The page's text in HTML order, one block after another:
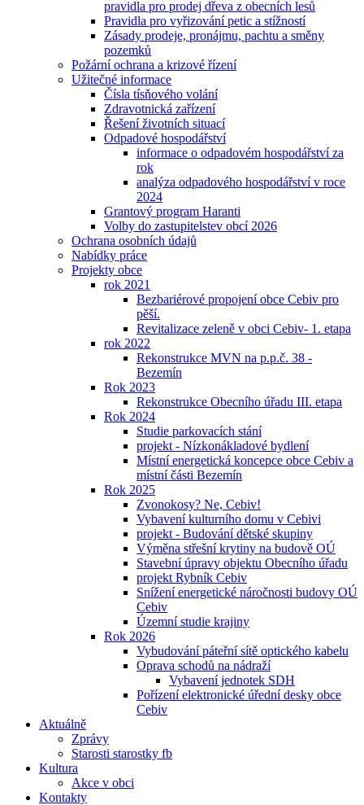
pravidla pro prodej dřeva z obecních lesů
Pravidla pro vyřizování petic a stížností
Zásady prodeje, pronájmu, pachtu a směny
pozemků
Požární ochrana a krizové řízení
Užitečné informace
Čísla tísňového volání
Zdravotnická zařízení
Řešení životních situací
Odpadové hospodářství
informace o odpadovém hospodářství za
rok
analýza odpadového hospodářství v roce
2024
Grantový program Haranti
Volby do zastupitelstev obcí 2026
Ochrana osobních údajů
Nabídky práce
Projekty obce
rok 2021
Bezbariérové propojení obce Cebiv pro
pěší.
Revitalizace zeleně v obci Cebiv- 1. etapa
rok 2022
Rekonstrukce MVN na p.p.č. 38 -
Bezemín
Rok 2023
Rekonstrukce Obecního úřadu III. etapa
Rok 2024
Studie parkovacích stání
projekt - Nízkonákladové bydlení
Místní energetická koncepce obce Cebiv a
místní části Bezemín
Rok 2025
Zvonokosy? Ne, Cebiv!
Vybavení kulturního domu v Cebivi
projekt - Budování dětské skupiny
Výměna střešní krytiny na budově OÚ
Stavební úpravy objektu Obecního úřadu
projekt Rybník Cebiv
Snížení energetické náročnosti budovy OÚ
Cebiv
Územní studie krajiny
Rok 2026
Vybudování páteřní sítě optického kabelu
Oprava schodů na nádraží
Vybavení jednotek SDH
Pořízení elektronické úřední desky obce
Cebiv
Aktuálně
Zprávy
Starosti starostky fb
Kultura
Akce v obci
Kontakty